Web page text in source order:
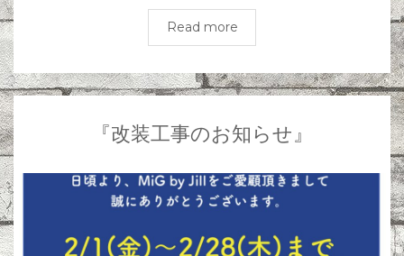
Read more
『改装工事のお知らせ』